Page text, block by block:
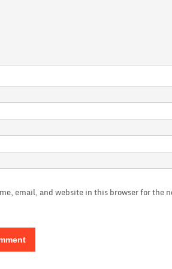
email, and website in this browser for the